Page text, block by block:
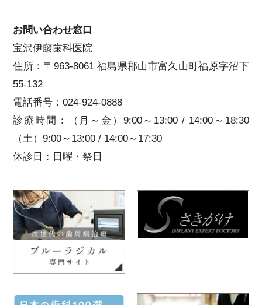
お問い合わせ窓口
宝沢伊藤歯科医院
住所：〒963-8061 福島県郡山市富久山町福原字沼下
55-132
電話番号：024-924-0888
診療時間：（月～金）9:00～13:00 / 14:00～18:30
（土）9:00～13:00 / 14:00～17:30
休診日：日曜・祭日